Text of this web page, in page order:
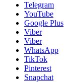
Telegram
YouTube
Google Plus
Viber
Viber
WhatsApp
TikTok
Pinterest
Snapchat